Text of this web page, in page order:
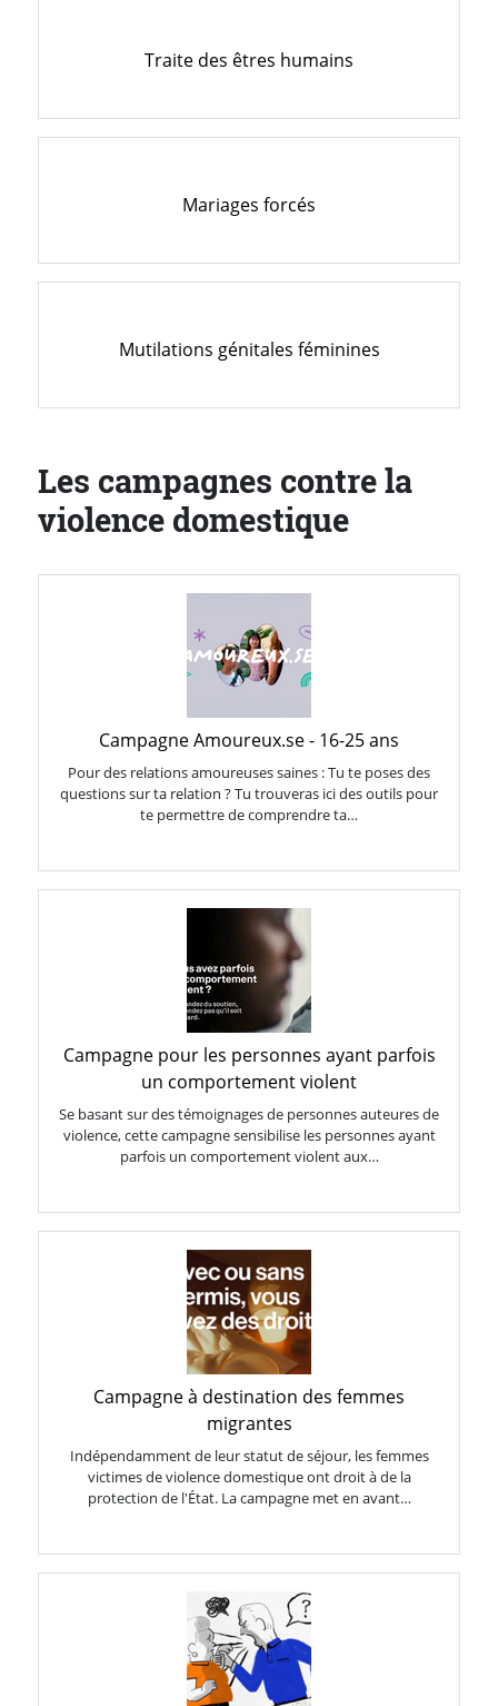
Traite des êtres humains
Mariages forcés
Mutilations génitales féminines
Les campagnes contre la
violence domestique
Campagne Amoureux.se - 16-25 ans
Pour des relations amoureuses saines : Tu te poses des
questions sur ta relation ? Tu trouveras ici des outils pour
te permettre de comprendre ta…
Campagne pour les personnes ayant parfois
un comportement violent
Se basant sur des témoignages de personnes auteures de
violence, cette campagne sensibilise les personnes ayant
parfois un comportement violent aux…
Campagne à destination des femmes
migrantes
Indépendamment de leur statut de séjour, les femmes
victimes de violence domestique ont droit à de la
protection de l'État. La campagne met en avant…